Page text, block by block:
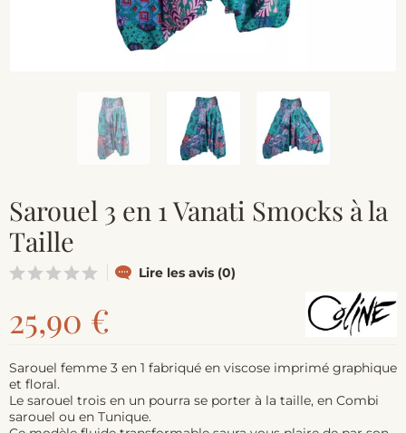
Sarouel 3 en 1 Vanati Smocks à la
Taille
Lire les avis (0)
25,90 €
Sarouel femme 3 en 1 fabriqué en viscose imprimé graphique
et floral.
Le sarouel trois en un pourra se porter à la taille, en Combi
sarouel ou en Tunique.